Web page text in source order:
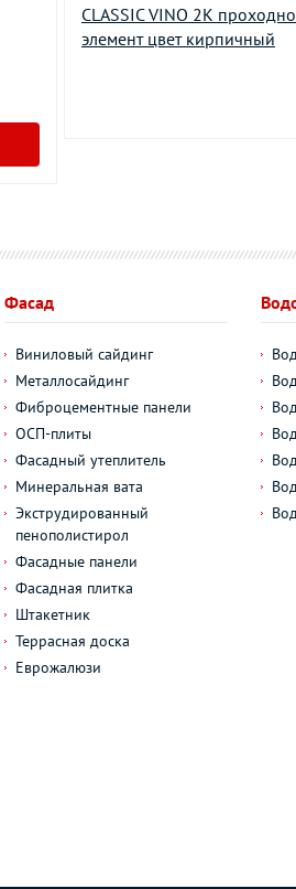
CLASSIC VINO 2K
элемент цвет кирпичный
Фасад
Виниловый сайдинг
Металлосайдинг
Фиброцементные панели
ОСП-плиты
Фасадный утеплитель
Минеральная вата
Экструдированный
пенополистирол
Фасадные панели
Фасадная плитка
Штакетник
Террасная доска
Еврожалюзи